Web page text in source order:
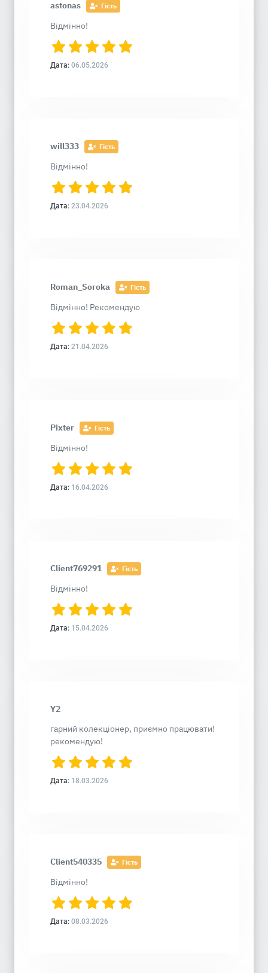
astonas Гість
Відмінно!
Дата: 06.05.2026
will333 Гість
Відмінно!
Дата: 23.04.2026
Roman_Soroka Гість
Відмінно! Рекомендую
Дата: 21.04.2026
Pixter Гість
Відмінно!
Дата: 16.04.2026
Client769291 Гість
Відмінно!
Дата: 15.04.2026
Y2
гарний колекціонер, приємно працювати!
рекомендую!
Дата: 18.03.2026
Client540335 Гість
Відмінно!
Дата: 08.03.2026